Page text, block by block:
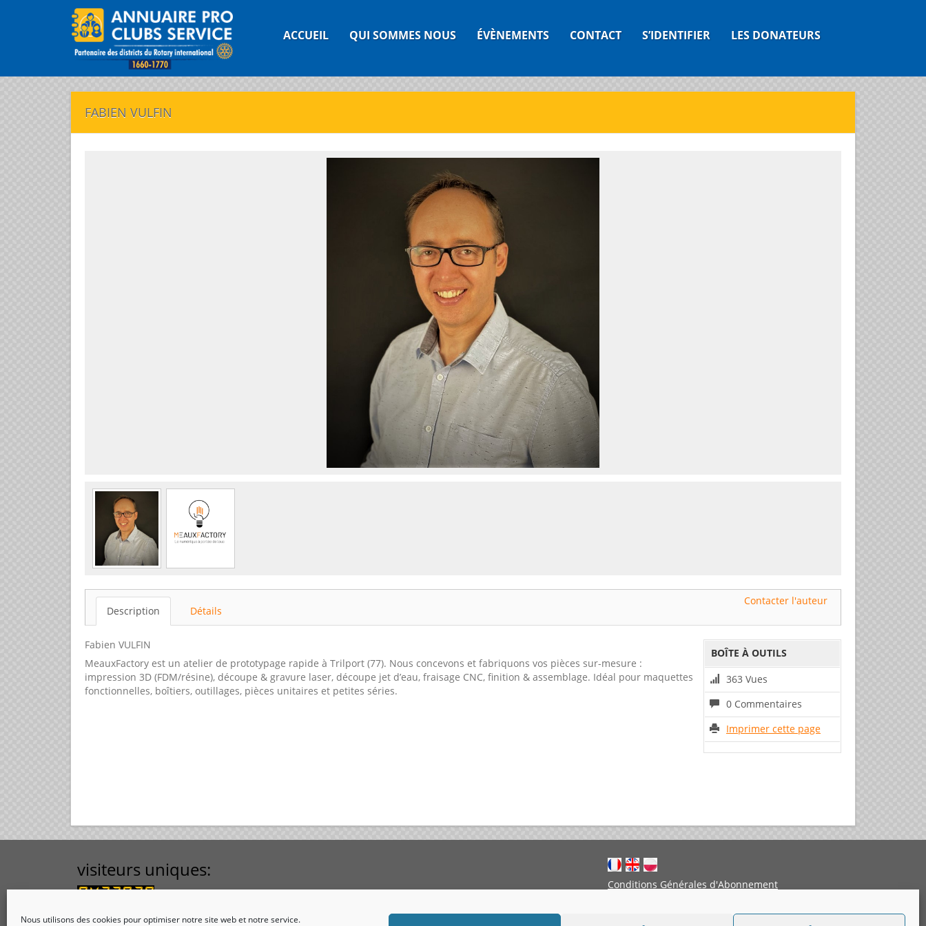
Nous utilisons des cookies pour optimiser notre site web et notre service.
ACCUEIL QUI SOMMES NOUS ÉVÈNEMENTS CONTACT S’IDENTIFIER LES DONATEURS
FABIEN VULFIN
Contacter l'auteur
Description Détails
BOÎTE À OUTILS
363 Vues
0 Commentaires
Imprimer cette page
Fabien VULFIN
MeauxFactory est un atelier de prototypage rapide à Trilport (77). Nous concevons et fabriquons vos pièces sur-mesure :
impression 3D (FDM/résine), découpe & gravure laser, découpe jet d’eau, fraisage CNC, finition & assemblage. Idéal pour maquettes
fonctionnelles, boîtiers, outillages, pièces unitaires et petites séries.
visiteurs uniques:
Conditions Générales d'Abonnement